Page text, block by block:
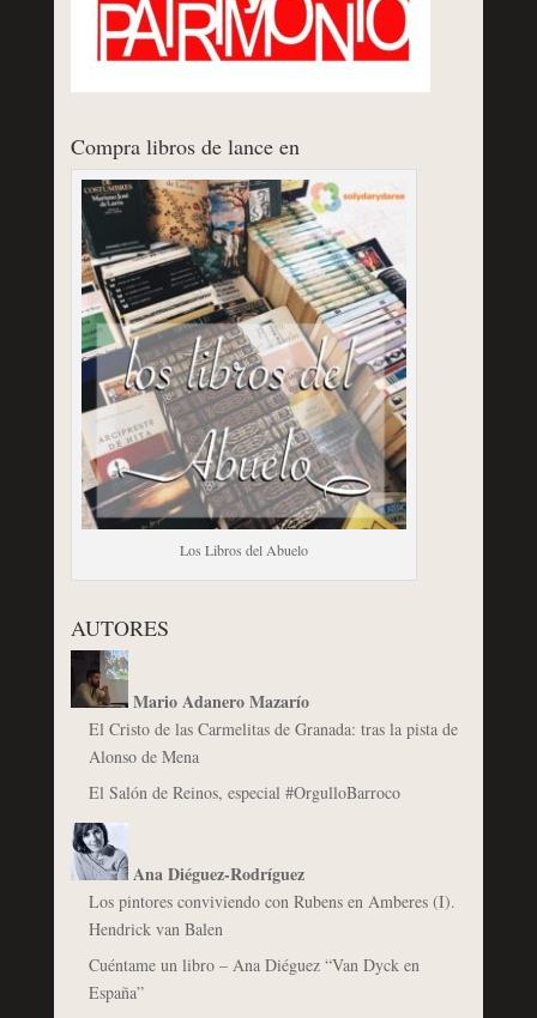
Compra libros de lance en
Los Libros del Abuelo
AUTORES
Mario Adanero Mazarío
El Cristo de las Carmelitas de Granada: tras la pista de
Alonso de Mena
El Salón de Reinos, especial #OrgulloBarroco
Ana Diéguez-Rodríguez
Los pintores conviviendo con Rubens en Amberes (I).
Hendrick van Balen
Cuéntame un libro – Ana Diéguez “Van Dyck en
España”